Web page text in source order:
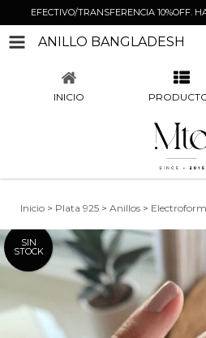
EFECTIVO/TRANSFERENCIA 10%OFF.
ANILLO BANGLADESH
INICIO
Inicio > Plata 925 > Anillos >
SIN
STOCK